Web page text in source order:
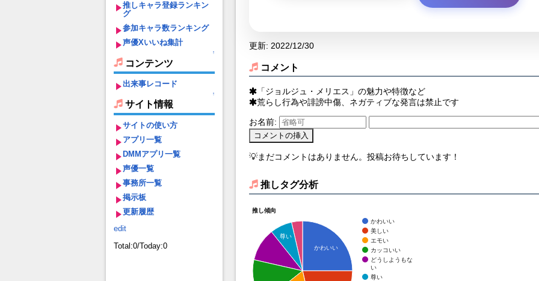
推しキャラ登録ランキン
グ
参加キャラ数ランキング
声優Xいいね集計
↑
コンテンツ
出来事レコード
↑
サイト情報
サイトの使い方
アプリ一覧
DMMアプリ一覧
声優一覧
事務所一覧
掲示板
更新履歴
edit
Total:0/Today:0
更新: 2022/12/30
コメント
「ジョルジュ・メリエス」の魅力や特徴など
荒らし行為や誹謗中傷、ネガティブな発言は禁止です
お名前:
💡まだコメントはありません。投稿お待ちしています！
推しタグ分析
推し傾向
かわいい
美しい
エモい
カッコいい
どうしようもな
い
尊い
かわいい
尊い